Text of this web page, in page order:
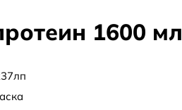
1600 мл